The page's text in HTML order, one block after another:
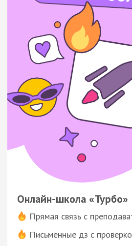
Онлайн-школа «Турбо»
Прямая связь с
Письменные дз с